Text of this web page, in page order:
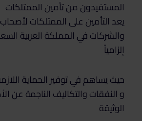
المستفيدون من تأمين الممتلكات
يعد التأمين على الممتلكات
والشركات في المملكة العربية
إلزامياً
حيث يساهم في توفير الحماية
و النفقات والتكاليف الناجمة عن
الوثيقة